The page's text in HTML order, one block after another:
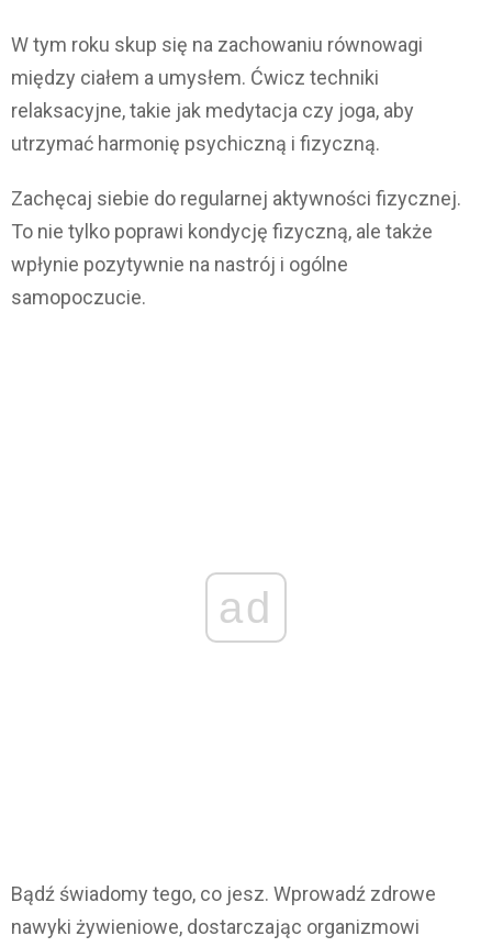
W tym roku skup się na zachowaniu równowagi
między ciałem a umysłem. Ćwicz techniki
relaksacyjne, takie jak medytacja czy joga, aby
utrzymać harmonię psychiczną i fizyczną.
Zachęcaj siebie do regularnej aktywności fizycznej.
To nie tylko poprawi kondycję fizyczną, ale także
wpłynie pozytywnie na nastrój i ogólne
samopoczucie.
ad
Bądź świadomy tego, co jesz. Wprowadź zdrowe
nawyki żywieniowe, dostarczając organizmowi